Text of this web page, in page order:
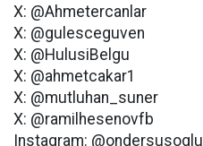
X: @Ahmetercanlar
X: @gulesceguven
X: @HulusiBelgu
X: @ahmetcakar1
X: @mutluhan_suner
X: @ramilhesenovfb
Instagram: @ondersusoglu